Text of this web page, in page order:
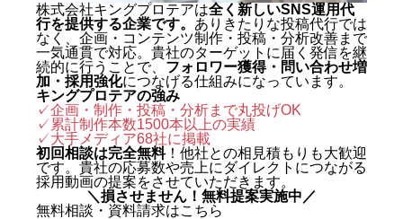
株式会社キングプロテアは全く新しいSNS運用代
行を提供する企業です。 ありきたりな投稿代行では
なく、企画・コンテンツ制作・投稿・分析改善まで
一気通貫で対応。貴社のターゲットに届く発信を継
続的に行うことで、 フォロワー獲得・問い合わせ増
加・採用強化につなげる仕組みになっています。
キングプロテアの強み
✓企画・制作・投稿・分析まで丸投げOK
✓累計制作本数1500本以上の実績
✓大手メディア68社に掲載
初回相談は完全無料！他社との相見積もりも大歓迎
です。貴社の応募数や売上にダイレクトにつながる
採用動画の提案をさせていただきます。
＼損させません！無料提案実施中／
無料相談・資料請求はこちら